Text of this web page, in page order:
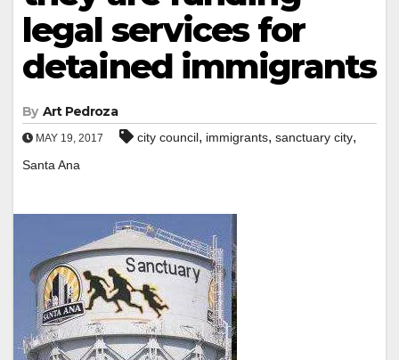
legal services for
detained immigrants
By Art Pedroza
MAY 19, 2017 city council, immigrants, sanctuary city,
Santa Ana